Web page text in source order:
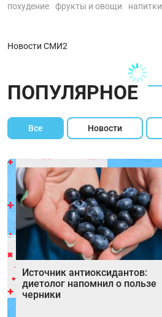
похудение фрукты и овощи напитки
Новости СМИ2
ПОПУЛЯРНОЕ
Все Новости
Источник антиоксидантов:
диетолог напомнил о пользе
черники